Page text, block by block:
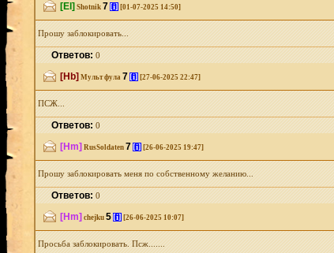
[El] Shotnik 7 [i] [01-07-2025 14:50]
Прошу заблокировать...
Ответов:0
[Hb] Мульт фула 7 [i] [27-06-2025 22:47]
ПСЖ...
Ответов:0
[Hm] RusSoldaten 7 [i] [26-06-2025 19:47]
Прошу заблокировать меня по собственному желанию...
Ответов:0
[Hm] chejku 5 [i] [26-06-2025 10:07]
Просьба заблокировать. Псж.......